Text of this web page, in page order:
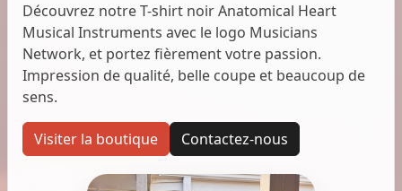
Découvrez notre T-shirt noir Anatomical Heart
Musical Instruments avec le logo Musicians
Network, et portez fièrement votre passion.
Impression de qualité, belle coupe et beaucoup de
sens.
Visiter la boutique Contactez-nous